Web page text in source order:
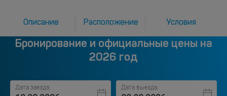
Описание Расположение Условия
Бронирование и официальные цены на
2026 год
Дата заезда: Дата выезда: